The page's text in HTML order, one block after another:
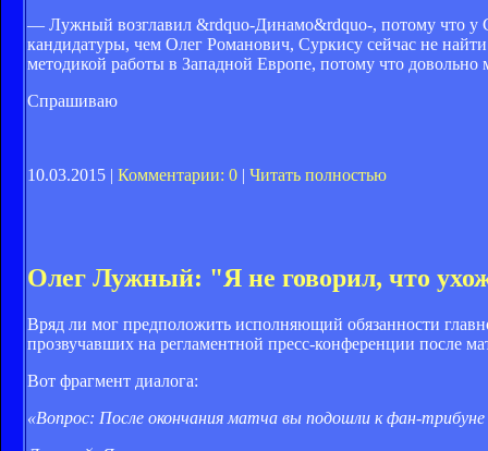
— Лужный возглавил &rdquo-Динамо&rdquo-, потому что
кандидатуры, чем Олег Романович, Суркису сейчас не
методикой работы в Западной Европе, потому что
Спрашиваю
10.03.2015 | Комментарии: 0 | Читать полностью
Олег Лужный: "Я не говорил, что
Вряд ли мог предположить исполняющий обязанности
прозвучавших на регламентной пресс-конференции после
Вот фрагмент диалога:
«Вопрос: После окончания матча вы подошли к фан-